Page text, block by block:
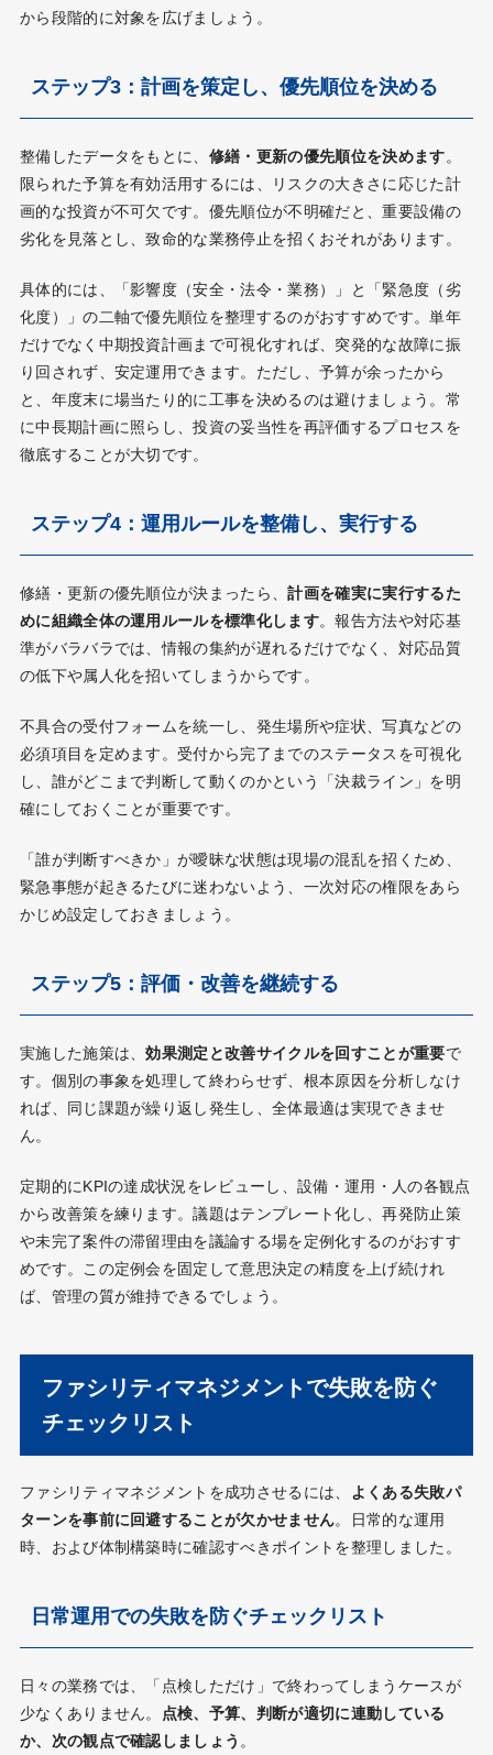
から段階的に対象を広げましょう。
ステップ3：計画を策定し、優先順位を決める
整備したデータをもとに、 修繕・更新の優先順位を決めます。
限られた予算を有効活用するには、リスクの大きさに応じた計
画的な投資が不可欠です。優先順位が不明確だと、重要設備の
劣化を見落とし、致命的な業務停止を招くおそれがあります。
具体的には、「影響度（安全・法令・業務）」と「緊急度（劣
化度）」の二軸で優先順位を整理するのがおすすめです。単年
だけでなく中期投資計画まで可視化すれば、突発的な故障に振
り回されず、安定運用できます。ただし、予算が余ったから
と、年度末に場当たり的に工事を決めるのは避けましょう。常
に中長期計画に照らし、投資の妥当性を再評価するプロセスを
徹底することが大切です。
ステップ4：運用ルールを整備し、実行する
修繕・更新の優先順位が決まったら、計画を確実に実行するた
めに組織全体の運用ルールを標準化します。報告方法や対応基
準がバラバラでは、情報の集約が遅れるだけでなく、対応品質
の低下や属人化を招いてしまうからです。
不具合の受付フォームを統一し、発生場所や症状、写真などの
必須項目を定めます。受付から完了までのステータスを可視化
し、誰がどこまで判断して動くのかという「決裁ライン」を明
確にしておくことが重要です。
「誰が判断すべきか」が曖昧な状態は現場の混乱を招くため、
緊急事態が起きるたびに迷わないよう、一次対応の権限をあら
かじめ設定しておきましょう。
ステップ5：評価・改善を継続する
実施した施策は、効果測定と改善サイクルを回すことが重要で
す。個別の事象を処理して終わらせず、根本原因を分析しなけ
れば、同じ課題が繰り返し発生し、全体最適は実現できませ
ん。
定期的にKPIの達成状況をレビューし、設備・運用・人の各観点
から改善策を練ります。議題はテンプレート化し、再発防止策
や未完了案件の滞留理由を議論する場を定例化するのがおすす
めです。この定例会を固定して意思決定の精度を上げ続けれ
ば、管理の質が維持できるでしょう。
ファシリティマネジメントで失敗を防ぐ
チェックリスト
ファシリティマネジメントを成功させるには、
よくある失敗パ
ターンを事前に回避することが欠かせません。日常的な運用
時、および体制構築時に確認すべきポイントを整理しました。
日常運用での失敗を防ぐチェックリスト
日々の業務では、「点検しただけ」で終わってしまうケースが
少なくありません。
点検、予算、判断が適切に連動している
か、次の観点で確認しましょう 。